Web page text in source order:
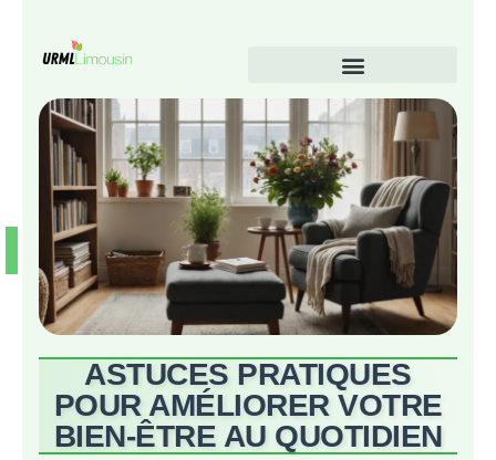
ASTUCES PRATIQUES
POUR AMÉLIORER VOTRE
BIEN-ÊTRE AU QUOTIDIEN